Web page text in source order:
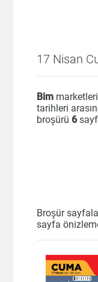
17 Nisan
Bim
tarihleri
broşürü 6
Broşür
sayfa